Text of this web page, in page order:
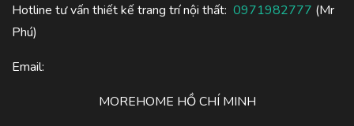
Hotline tư vấn thiết kế trang trí nội thất: 0971982777 (Mr
Phú)
Email:
MOREHOME HỒ CHÍ MINH